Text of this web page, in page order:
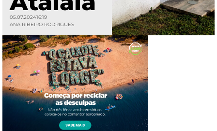
05.07.202416:19
ANA RIBEIRO RODRIGUES